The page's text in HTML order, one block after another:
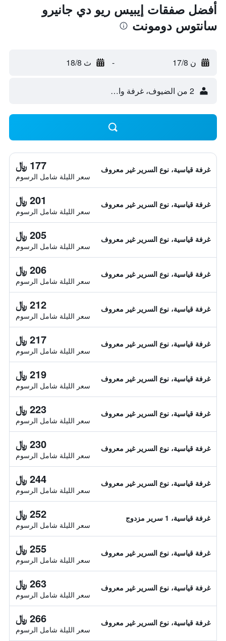
أفضل صفقات إيبيس ريو دي جانيرو
سانتوس دومونت
ن 17/8 - ث 18/8
2 من الضيوف، غرفة واحدة
غرفة قياسية، نوع السرير غير معروف 177 ﷼
سعر الليلة شامل الرسوم
غرفة قياسية، نوع السرير غير معروف 201 ﷼
سعر الليلة شامل الرسوم
غرفة قياسية، نوع السرير غير معروف 205 ﷼
سعر الليلة شامل الرسوم
غرفة قياسية، نوع السرير غير معروف 206 ﷼
سعر الليلة شامل الرسوم
غرفة قياسية، نوع السرير غير معروف 212 ﷼
سعر الليلة شامل الرسوم
غرفة قياسية، نوع السرير غير معروف 217 ﷼
سعر الليلة شامل الرسوم
غرفة قياسية، نوع السرير غير معروف 219 ﷼
سعر الليلة شامل الرسوم
غرفة قياسية، نوع السرير غير معروف 223 ﷼
سعر الليلة شامل الرسوم
غرفة قياسية، نوع السرير غير معروف 230 ﷼
سعر الليلة شامل الرسوم
غرفة قياسية، نوع السرير غير معروف 244 ﷼
سعر الليلة شامل الرسوم
غرفة قياسية، 1 سرير مزدوج 252 ﷼
سعر الليلة شامل الرسوم
غرفة قياسية، نوع السرير غير معروف 255 ﷼
سعر الليلة شامل الرسوم
غرفة قياسية، نوع السرير غير معروف 263 ﷼
سعر الليلة شامل الرسوم
غرفة قياسية، نوع السرير غير معروف 266 ﷼
سعر الليلة شامل الرسوم